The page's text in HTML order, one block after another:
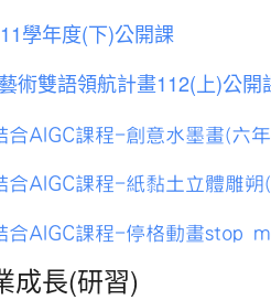
學年度(下)公開課
術雙語領航計畫112(上)公開
合AIGC課程-創意水墨畫(六
合AIGC課程-紙黏土立體雕朔
合AIGC課程-停格動畫stop
成長(研習)